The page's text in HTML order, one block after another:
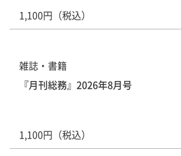
1,100円（税込）
雑誌・書籍
『月刊総務』2026年8月号
1,100円（税込）